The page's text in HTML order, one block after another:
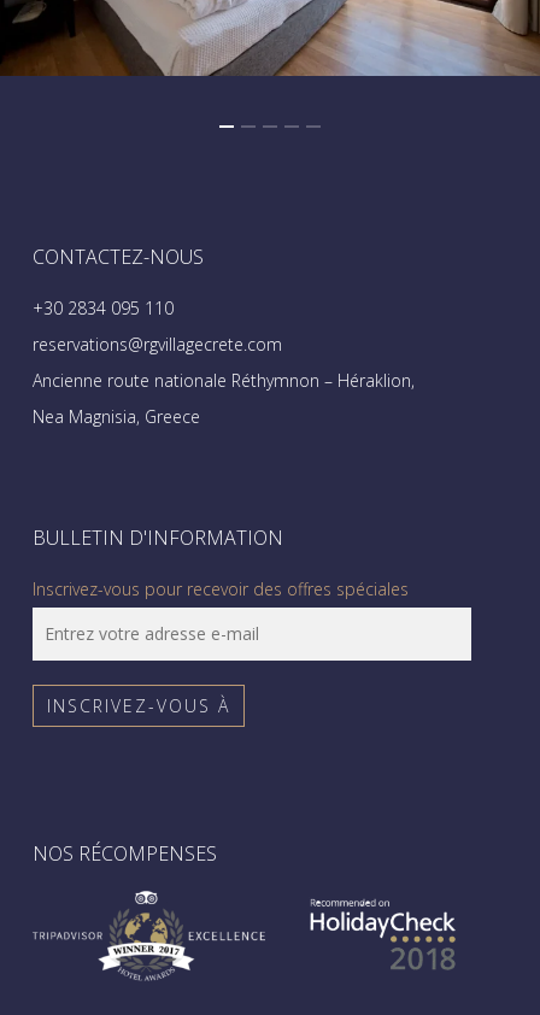
CONTACTEZ-NOUS
+30 2834 095 110
reservations@rgvillagecrete.com
Ancienne route nationale Réthymnon – Héraklion,
Nea Magnisia, Greece
BULLETIN D'INFORMATION
Inscrivez-vous pour recevoir des offres spéciales
NOS RÉCOMPENSES